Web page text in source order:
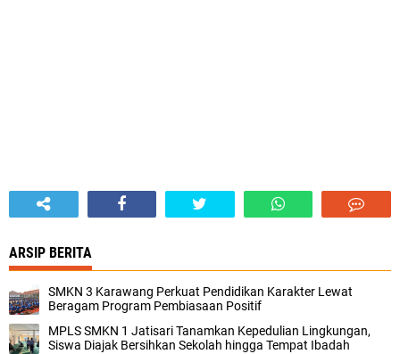
ARSIP BERITA
SMKN 3 Karawang Perkuat Pendidikan Karakter Lewat
Beragam Program Pembiasaan Positif
MPLS SMKN 1 Jatisari Tanamkan Kepedulian Lingkungan,
Siswa Diajak Bersihkan Sekolah hingga Tempat Ibadah